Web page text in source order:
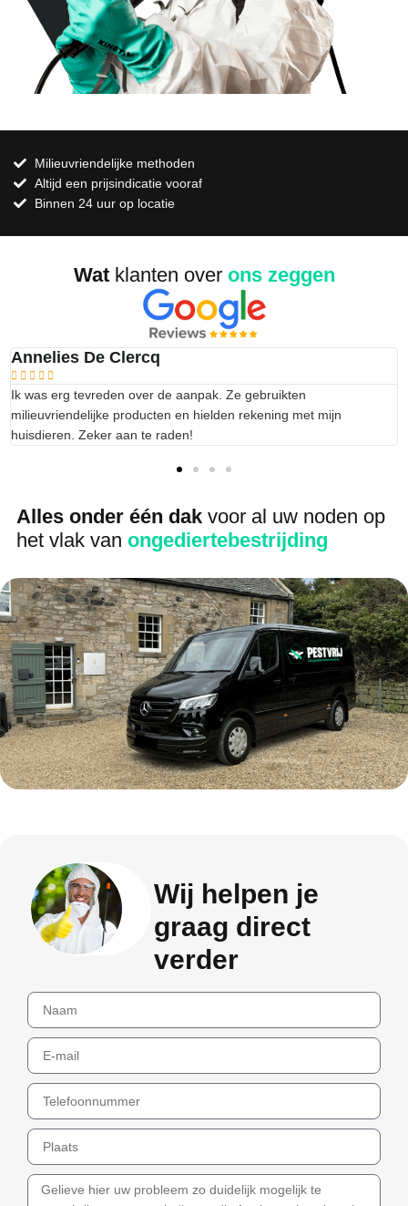
Milieuvriendelijke methoden
Altijd een prijsindicatie vooraf
Binnen 24 uur op locatie
Watklanten over ons zeggen
Annelies De Clercq
    
Ik was erg tevreden over de aanpak. Ze gebruikten
milieuvriendelijke producten en hielden rekening met mijn
huisdieren. Zeker aan te raden!
Alles onder één dak voor al uw noden op
het vlak van ongediertebestrijding
Wij helpen je
graag direct
verder